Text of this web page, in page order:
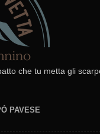
che tu metta gli
PAVESE